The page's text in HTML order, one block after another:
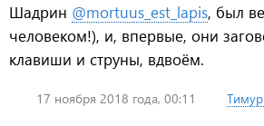
Шадрин @mortuus_est_lapis, был
человеком!), и, впервые, они
клавиши и струны, вдвоём.
Опубликовано
17 ноября 2018 года, 00:11 Тимур